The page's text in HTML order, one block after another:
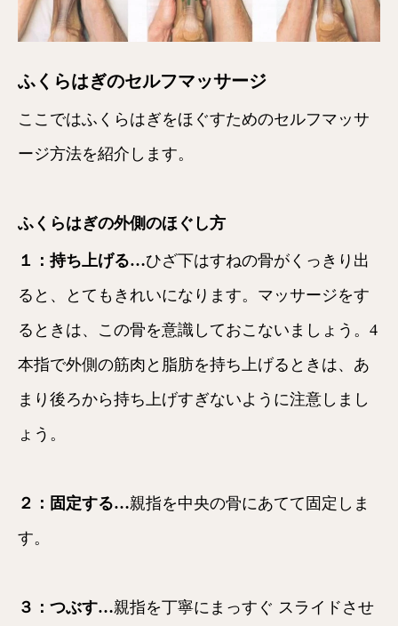
ふくらはぎのセルフマッサージ
ここではふくらはぎをほぐすためのセルフマッサ
ージ方法を紹介します。
ふくらはぎの外側のほぐし方
１：持ち上げる…ひざ下はすねの骨がくっきり出
ると、とてもきれいになります。マッサージをす
るときは、この骨を意識しておこないましょう。4
本指で外側の筋肉と脂肪を持ち上げるときは、あ
まり後ろから持ち上げすぎないように注意しまし
ょう。
２：固定する…親指を中央の骨にあてて固定しま
す。
３：つぶす…親指を丁寧にまっすぐ スライドさせ